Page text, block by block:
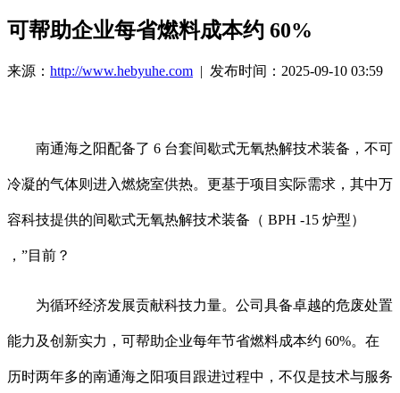
可帮助企业每省燃料成本约 60%
来源： http://www.hebyuhe.com | 发布时间：2025-09-10 03:59
南通海之阳配备了 6 台套间歇式无氧热解技术装备，不可
冷凝的气体则进入燃烧室供热。更基于项目实际需求，其中万
容科技提供的间歇式无氧热解技术装备（ BPH -15 炉型）
，”目前？
为循环经济发展贡献科技力量。公司具备卓越的危废处置
能力及创新实力，可帮助企业每年节省燃料成本约 60%。在
历时两年多的南通海之阳项目跟进过程中，不仅是技术与服务